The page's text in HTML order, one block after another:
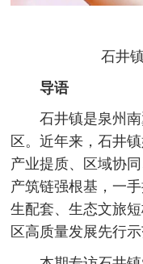
石井
导语
石井镇是泉州
区。近年来，石井
产业提质、区域协
产筑链强根基，一
生配套、生态文旅
区高质量发展先行示